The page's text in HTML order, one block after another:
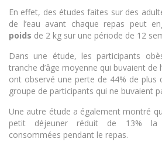
En effet, des études faites sur des
de l’eau avant chaque repas peut
poids de 2 kg sur une période de 12
Dans une étude, les participants
tranche d’âge moyenne qui buvaient de
ont observé une perte de 44% de plus
groupe de participants qui ne buvaient
Une autre étude a également montré
petit déjeuner réduit de 13% la
consommées pendant le repas.